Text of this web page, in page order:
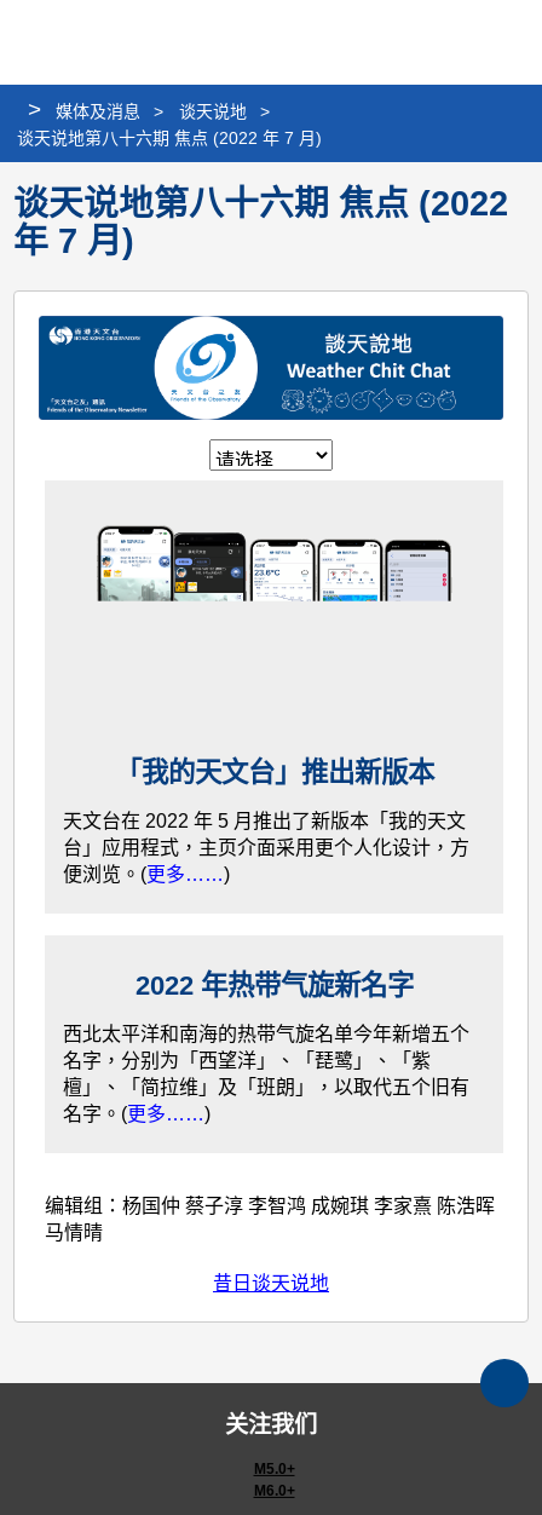
版
站
> 媒体及消息 > 谈天说地
>
谈天说地第八十六期 焦点 (2022 年 7 月)
谈天说地第八十六期 焦点 (2022
年 7 月)
「我的天文台」推出新版本
天文台在 2022 年 5 月推出了新版本「我的天文
台」应用程式，主页介面采用更个人化设计，方
便浏览。(更多……)
2022 年热带气旋新名字
西北太平洋和南海的热带气旋名单今年新增五个
名字，分别为「西望洋」、「琵鹭」、「紫
檀」、「简拉维」及「班朗」，以取代五个旧有
名字。(更多……)
编辑组：杨国仲 蔡子淳 李智鸿 成婉琪 李家熹 陈浩晖
马情晴
昔日谈天说地
关注我们
M5.0+
M6.0+